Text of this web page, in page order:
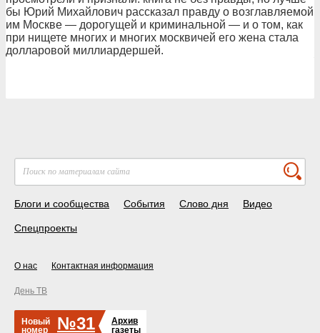
бы Юрий Михайлович рассказал правду о возглавляемой
им Москве — дорогущей и криминальной — и о том, как
при нищете многих и многих москвичей его жена стала
долларовой миллиардершей.
Блоги и сообщества События Слово дня Видео
Спецпроекты
О нас Контактная информация
День ТВ
Новый
номер
№31
Архив
газеты